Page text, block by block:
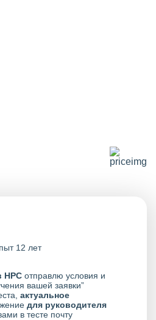
12 лет
НРСотправлю условия и
вашей заявки”
актуальное
для руководителя
в тесте почту